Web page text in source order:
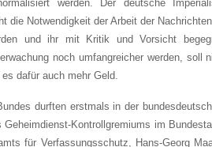
werden. Der deutsche
die Notwendigkeit der Arbeit der
und ihr mit Kritik und Vorsicht
noch umfangreicher werden,
dafür auch mehr Geld.
durften erstmals in der
Kontrollgremiums im
für Verfassungsschutz, Hans-Georg